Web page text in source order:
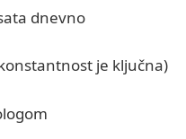
dnevno
je ključna)